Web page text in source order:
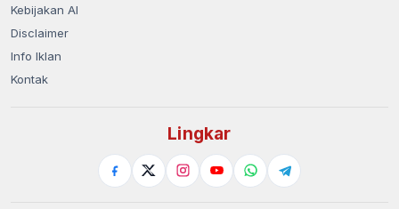
Kebijakan AI
Disclaimer
Info Iklan
Kontak
Lingkar